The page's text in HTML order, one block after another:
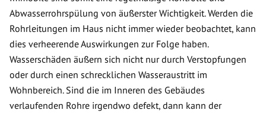
Abwasserrohrspülung von äußerster Wichtigkeit. Werden die
Rohrleitungen im Haus nicht immer wieder beobachtet, kann
dies verheerende Auswirkungen zur Folge haben.
Wasserschäden äußern sich nicht nur durch Verstopfungen
oder durch einen schrecklichen Wasseraustritt im
Wohnbereich. Sind die im Inneren des Gebäudes
verlaufenden Rohre irgendwo defekt, dann kann der